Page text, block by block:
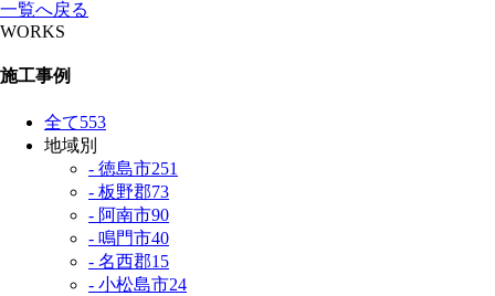
一覧へ戻る
WORKS
施工事例
全て553
地域別
- 徳島市251
- 板野郡73
- 阿南市90
- 鳴門市40
- 名西郡15
- 小松島市24